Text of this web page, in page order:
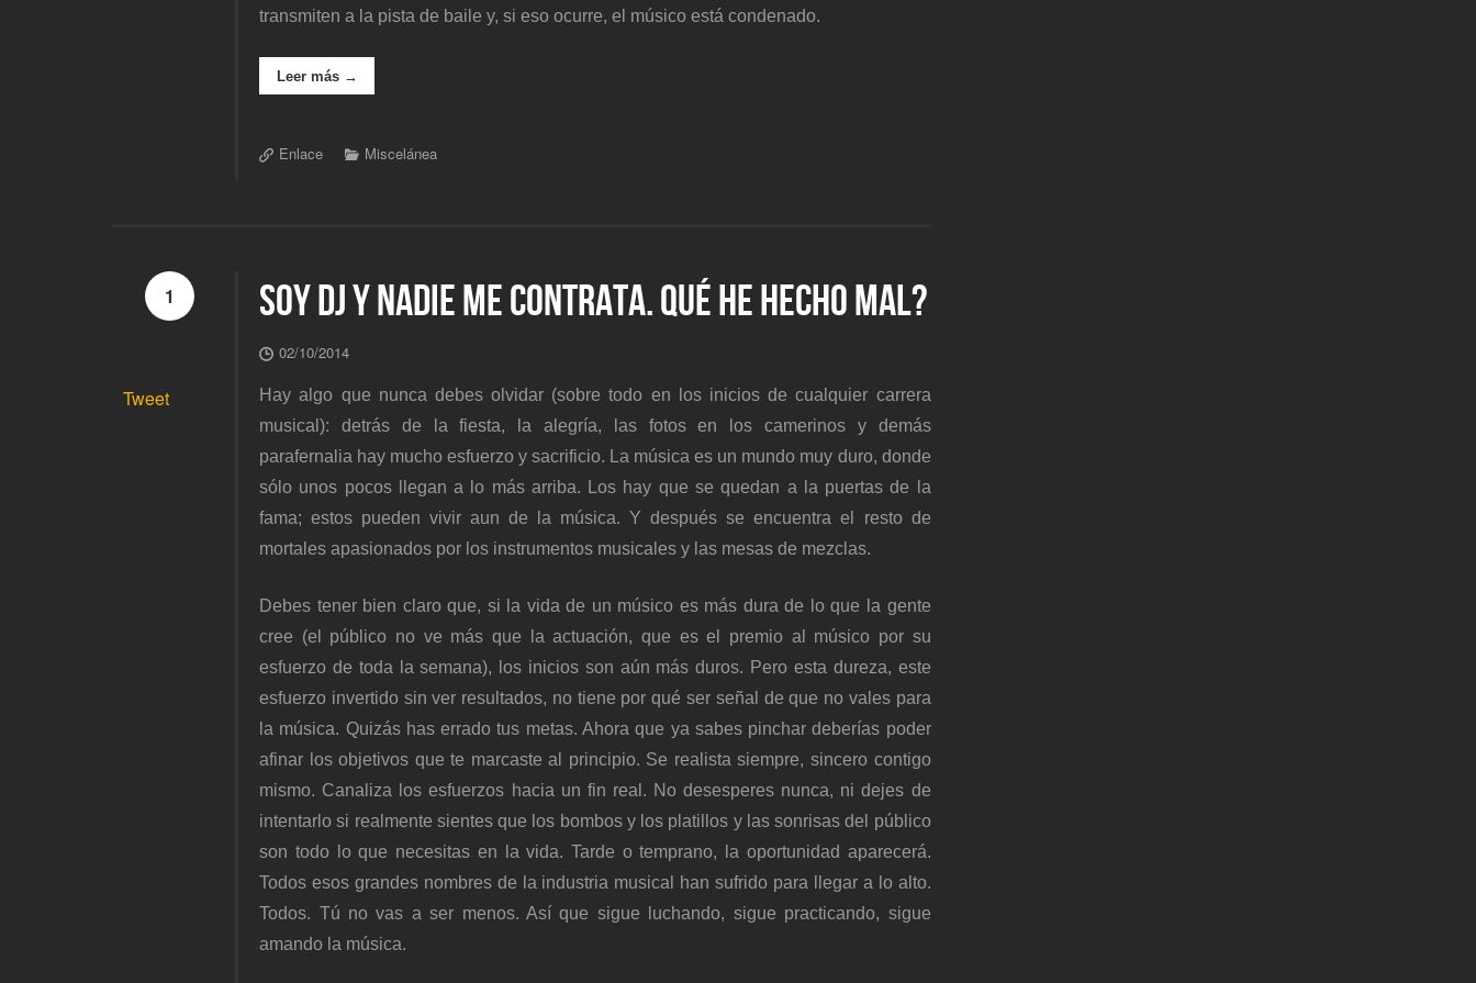
transmiten a la pista de baile y, si eso ocurre, el músico está condenado.
Leer más →
Enlace Miscelánea
1
Tweet
SOY DJ Y NADIE ME CONTRATA. QUÉ HE HECHO MAL?
02/10/2014
Hay algo que nunca debes olvidar (sobre todo en los inicios de cualquier carrera
musical): detrás de la fiesta, la alegría, las fotos en los camerinos y demás
parafernalia hay mucho esfuerzo y sacrificio. La música es un mundo muy duro, donde
sólo unos pocos llegan a lo más arriba. Los hay que se quedan a la puertas de la
fama; estos pueden vivir aun de la música. Y después se encuentra el resto de
mortales apasionados por los instrumentos musicales y las mesas de mezclas.
Debes tener bien claro que, si la vida de un músico es más dura de lo que la gente
cree (el público no ve más que la actuación, que es el premio al músico por su
esfuerzo de toda la semana), los inicios son aún más duros. Pero esta dureza, este
esfuerzo invertido sin ver resultados, no tiene por qué ser señal de que no vales para
la música. Quizás has errado tus metas. Ahora que ya sabes pinchar deberías poder
afinar los objetivos que te marcaste al principio. Se realista siempre, sincero contigo
mismo. Canaliza los esfuerzos hacia un fin real. No desesperes nunca, ni dejes de
intentarlo si realmente sientes que los bombos y los platillos y las sonrisas del público
son todo lo que necesitas en la vida. Tarde o temprano, la oportunidad aparecerá.
Todos esos grandes nombres de la industria musical han sufrido para llegar a lo alto.
Todos. Tú no vas a ser menos. Así que sigue luchando, sigue practicando, sigue
amando la música.